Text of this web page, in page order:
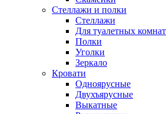
Стеллажи и полки
Стеллажи
Для туалетных комнат
Полки
Уголки
Зеркало
Кровати
Одноярусные
Двухъярусные
Выкатные